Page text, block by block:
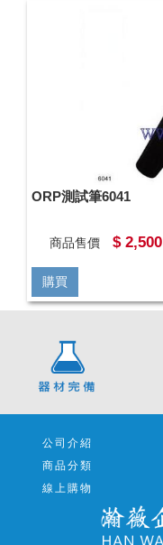
ORP測試筆6041
商品售價 $ 2,500
購買
公司介紹
商品分類
線上購物